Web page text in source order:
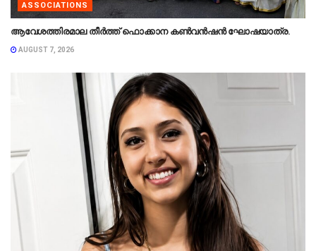
ASSOCIATIONS
ആവേശത്തിരമാല തീർത്ത് ഫൊക്കാന കൺവൻഷൻ ഘോഷയാത്ര.
AUGUST 7, 2026